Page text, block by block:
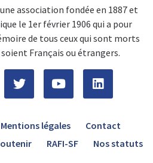
association fondée en 1887 et
le 1er février 1906 qui a pour
de tous ceux qui sont morts
soient Français ou étrangers.
Mentions légales
Contact
RAFI-SF Nos statuts